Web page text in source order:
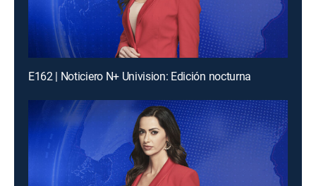
E162 | Noticiero N+ Univision: Edición nocturna